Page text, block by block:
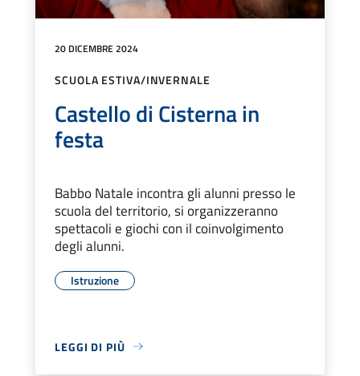
20 DICEMBRE 2024
SCUOLA ESTIVA/INVERNALE
Castello di Cisterna in
festa
Babbo Natale incontra gli alunni presso le
scuola del territorio, si organizzeranno
spettacoli e giochi con il coinvolgimento
degli alunni.
Istruzione
LEGGI DI PIÙ